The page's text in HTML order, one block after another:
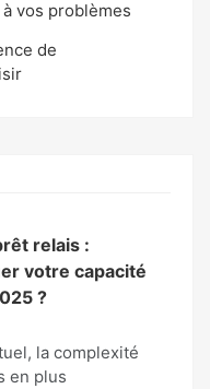
vos problèmes
de
relais :
votre capacité
?
la complexité
en plus